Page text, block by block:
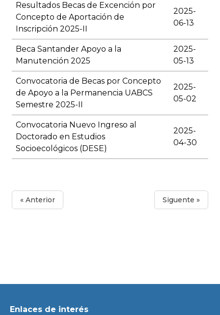
Resultados Becas de Excención por
Concepto de Aportación de
Inscripción 2025-II
2025-
06-13
Beca Santander Apoyo a la
Manutención 2025
2025-
05-13
Convocatoria de Becas por Concepto
de Apoyo a la Permanencia UABCS
Semestre 2025-II
2025-
05-02
Convocatoria Nuevo Ingreso al
Doctorado en Estudios
Socioecológicos (DESE)
2025-
04-30
« Anterior Siguente »
Enlaces de interés